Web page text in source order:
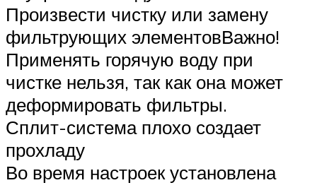
Произвести чистку или замену
фильтрующих элементовВажно!
Применять горячую воду при
чистке нельзя, так как она может
деформировать фильтры.
Сплит-система плохо создает
прохладу
Во время настроек установлена